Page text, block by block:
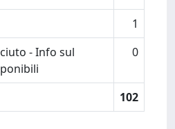
1
- Info sul
0
102